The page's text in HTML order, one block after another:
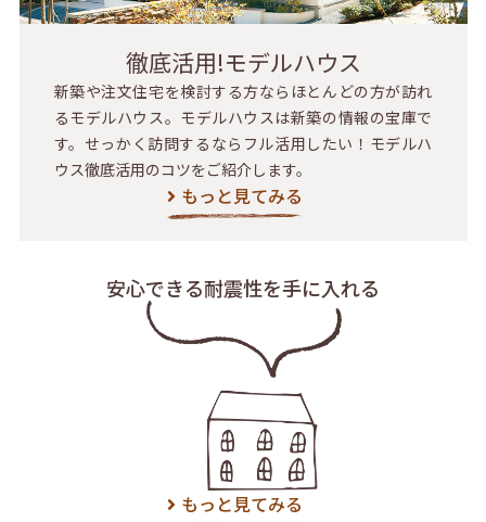
徹底活用!モデルハウス
新築や注文住宅を検討する方ならほとんどの方が訪れ
るモデルハウス。モデルハウスは新築の情報の宝庫で
す。せっかく訪問するならフル活用したい！モデルハ
ウス徹底活用のコツをご紹介します。
もっと見てみる
安心できる耐震性を手に入れる
もっと見てみる